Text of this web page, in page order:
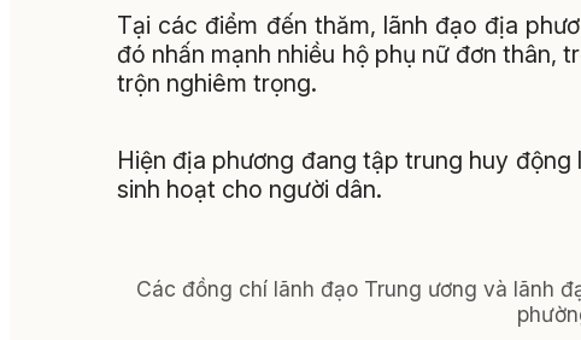
Tại các điểm đến thăm, lãnh đạo địa
đó nhấn mạnh nhiều hộ phụ nữ đơn thân,
trộn nghiêm trọng.
Hiện địa phương đang tập trung huy
sinh hoạt cho người dân.
Các đồng chí lãnh đạo Trung ương và lãnh